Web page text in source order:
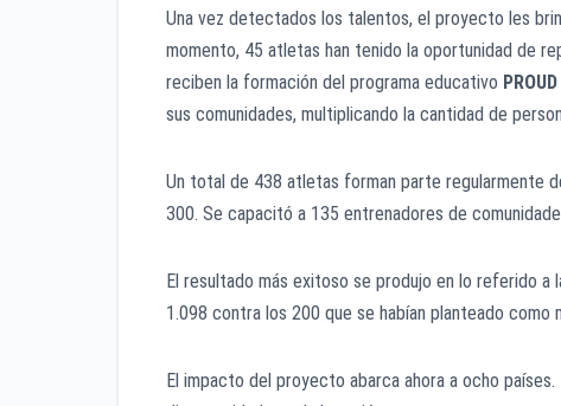
Una vez detectados los talentos, el proyecto les
momento, 45 atletas han tenido la oportunidad de
reciben la formación del programa educativo
sus comunidades, multiplicando la cantidad de
Un total de 438 atletas forman parte regularmente
300. Se capacitó a 135 entrenadores de
El resultado más exitoso se produjo en lo referido
1.098 contra los 200 que se habían planteado como
El impacto del proyecto abarca ahora a ocho